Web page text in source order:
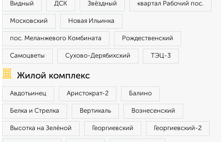
Видный ДСК Звёздный квартал Рабочий пос.
Московский Новая Ильинка
пос. Меланжевого Комбината Рождественский
Самоцветы Сухово-Дерябихский ТЭЦ-3
Жилой комплекс
Авдотьинец Аристократ-2 Балино
Белка и Стрелка Вертикаль Вознесенский
Высотка на Зелёной Георгиевский Георгиевский-2